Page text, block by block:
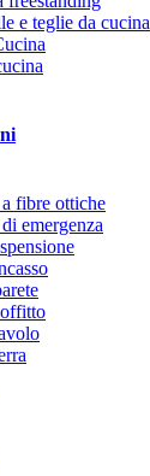
e teglie da cucina
fibre ottiche
emergenza